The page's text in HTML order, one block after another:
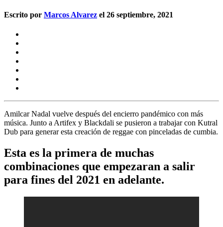
Escrito por Marcos Alvarez el 26 septiembre, 2021
Amilcar Nadal vuelve después del encierro pandémico con más
música. Junto a Artifex y Blackdali se pusieron a trabajar con Kutral
Dub para generar esta creación de reggae con pinceladas de cumbia.
Esta es la primera de muchas
combinaciones que empezaran a salir
para fines del 2021 en adelante.